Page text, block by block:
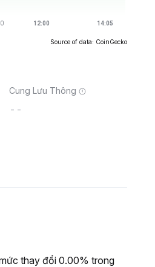
Source of data: CoinGecko
Cung Lưu Thông
--
thay đổi 0.00% trong